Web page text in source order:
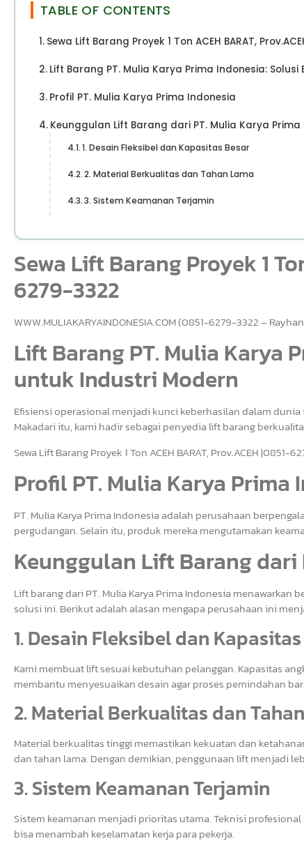
TABLE OF CONTENTS
Sewa Lift Barang Proyek 1 Ton ACEH BARAT,
Lift Barang PT. Mulia Karya Prima Indonesia:
Profil PT. Mulia Karya Prima Indonesia
Keunggulan Lift Barang dari PT. Mulia Karya Prima
1. Desain Fleksibel dan Kapasitas Besar
2. Material Berkualitas dan Tahan Lama
3. Sistem Keamanan Terjamin
Sewa Lift Barang Proyek 1
6279-3322
WWW.MULIAKARYAINDONESIA.COM (0851-6279-3322 –
Lift Barang PT. Mulia Karya
untuk Industri Modern
Efisiensi operasional menjadi kunci keberhasilan dalam
Makadari itu, kami hadir sebagai penyedia lift barang
Sewa Lift Barang Proyek 1 Ton ACEH BARAT, Prov.ACEH |0851-
Profil PT. Mulia Karya Prima
PT. Mulia Karya Prima Indonesia adalah perusahaan
pergudangan. Selain itu, produk mereka mengutamakan
Keunggulan Lift Barang dari
Lift barang dari PT. Mulia Karya Prima Indonesia
solusi ini. Berikut adalah alasan mengapa perusahaan ini
1. Desain Fleksibel dan
Kami membuat lift sesuai kebutuhan pelanggan. Kapasitas
membantu menyesuaikan desain agar proses pemindahan
2. Material Berkualitas dan
Material berkualitas tinggi memastikan kekuatan dan
dan tahan lama. Dengan demikian, penggunaan lift menjadi
3. Sistem Keamanan Terjamin
Sistem keamanan menjadi prioritas utama. Teknisi
bisa menambah keselamatan kerja para pekerja.